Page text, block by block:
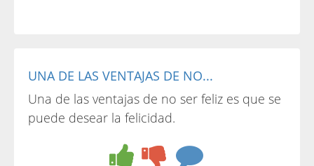
UNA DE LAS VENTAJAS DE NO...
Una de las ventajas de no ser feliz es que se
puede desear la felicidad.